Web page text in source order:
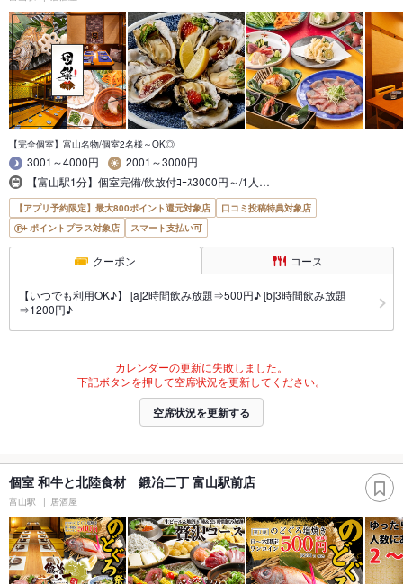
【完全個室】富山名物/個室2名様～OK◎
3001～4000円
2001～3000円
【富山駅1分】個室完備/飲放付ｺｰｽ3000円～/1人…
【アプリ予約限定】最大800ポイント還元対象店
口コミ投稿特典対象店
ポイントプラス対象店
スマート支払い可
クーポン コース
【いつでも利用OK♪】 [a]2時間飲み放題⇒500円♪ [b]3時間飲み放題
⇒1200円♪
カレンダーの更新に失敗しました。
下記ボタンを押して空席状況を更新してください。
空席状況を更新する
個室 和牛と北陸食材 鍛冶二丁 富山駅前店
富山駅 居酒屋